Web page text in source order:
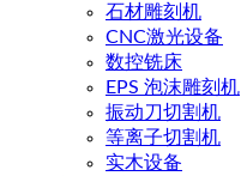
石材雕刻机
CNC激光设备
数控铣床
EPS 泡沫雕刻机
振动刀切割机
等离子切割机
实木设备